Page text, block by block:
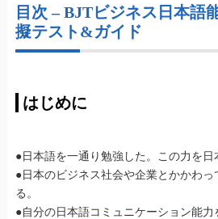
目次 – BJTビジネス日本語
擬テスト&ガイド
はじめに
●日本語を一通り勉強した。この力を日
●日本のビジネス社会や企業とかかわ
る。
●自分の日本語コミュニケーション能力